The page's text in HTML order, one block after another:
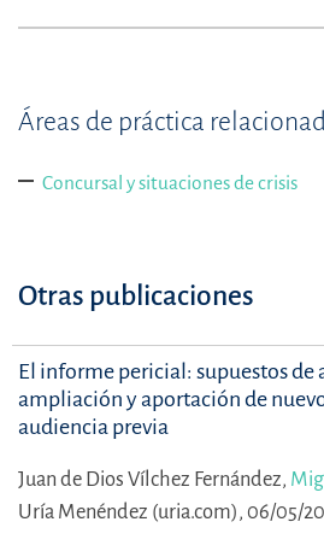
Áreas de práctica
Concursal y situaciones de crisis
Otras publicaciones
El informe pericial: supuestos de
ampliación y aportación de
audiencia previa
Juan de Dios Vílchez Fernández,
Uría Menéndez (uria.com), 06/05/